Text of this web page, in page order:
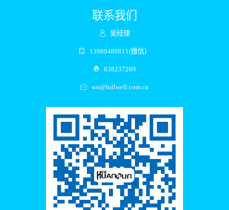
联系我们
吴经理
13989488811(微信）
838237269
wu@fullwell.com.cn